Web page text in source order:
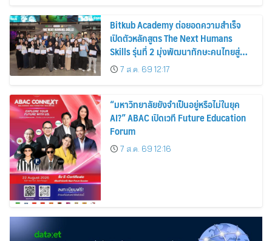
Bitkub Academy ต่อยอดความสำเร็จ
เปิดตัวหลักสูตร The Next Humans
Skills รุ่นที่ 2 มุ่งพัฒนาทักษะคนไทยสู่
การเป็นคนของอนาคต
7 ส.ค. 69 12:17
“มหาวิทยาลัยยังจำเป็นอยู่หรือไม่ในยุค
AI?” ABAC เปิดเวที Future Education
Forum
7 ส.ค. 69 12:16